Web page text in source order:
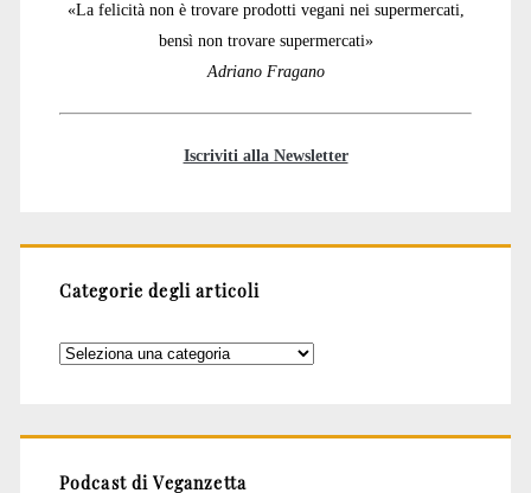
«La felicità non è trovare prodotti vegani nei supermercati,
bensì non trovare supermercati»
Adriano Fragano
Iscriviti alla Newsletter
Categorie degli articoli
Categorie
Podcast di Veganzetta